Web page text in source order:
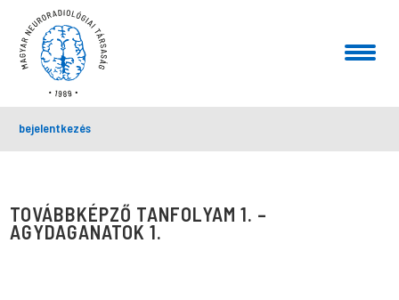
bejelentkezés
TOVÁBBKÉPZŐ TANFOLYAM 1. –
AGYDAGANATOK 1.